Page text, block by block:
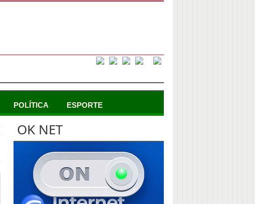
POLÍTICA ESPORTE
OK NET